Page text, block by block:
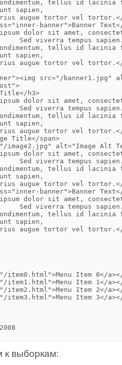
tellus id
sapien,
augue tortor vel
banner">Banner
dolor sit amet,
Sed viverra tempus
tellus id
sapien,
augue tortor vel
src="/banner1.jpg"
h3>
dolor sit amet,
Sed viverra tempus
tellus id
sapien,
augue tortor vel
Title</span>
image2.jpg" alt="Image Alt
dolor sit amet,
Sed viverra tempus
tellus id
sapien,
augue tortor vel
banner">Banner
dolor sit amet,
Sed viverra tempus
tellus id
sapien,
augue tortor vel
item0.html">Menu Item 0</
item1.html">Menu Item 1</
item2.html">Menu Item 2</
item3.html">Menu Item 3</
к выборкам: